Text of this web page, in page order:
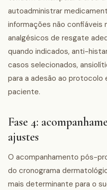
autoadministrar
informações não confiáveis
analgésicos de resgate
quando indicados, anti-
casos selecionados,
para a adesão ao protocolo
paciente.
Fase 4:
ajustes
O acompanhamento pós-
do cronograma
mais determinante para o